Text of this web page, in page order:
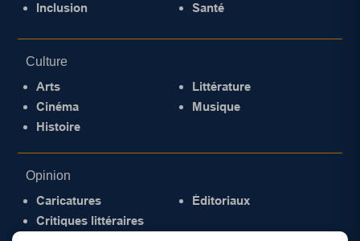
Inclusion
Santé
Culture
Arts
Cinéma
Histoire
Littérature
Musique
Opinion
Caricatures
Critiques littéraires
Éditoriaux